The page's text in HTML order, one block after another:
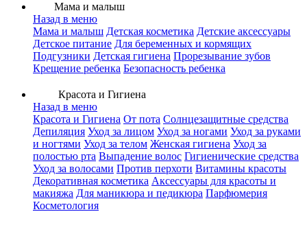
Мама и малыш
Назад в меню
Мама и малыш Детская косметика Детские аксессуары
Детское питание Для беременных и кормящих
Подгузники Детская гигиена Прорезывание зубов
Крещение ребенка Безопасность ребенка
Красота и Гигиена
Назад в меню
Красота и Гигиена От пота Солнцезащитные средства
Депиляция Уход за лицом Уход за ногами Уход за руками
и ногтями Уход за телом Женская гигиена Уход за
полостью рта Выпадение волос Гигиенические средства
Уход за волосами Против перхоти Витамины красоты
Декоративная косметика Аксессуары для красоты и
макияжа Для маникюра и педикюра Парфюмерия
Косметология